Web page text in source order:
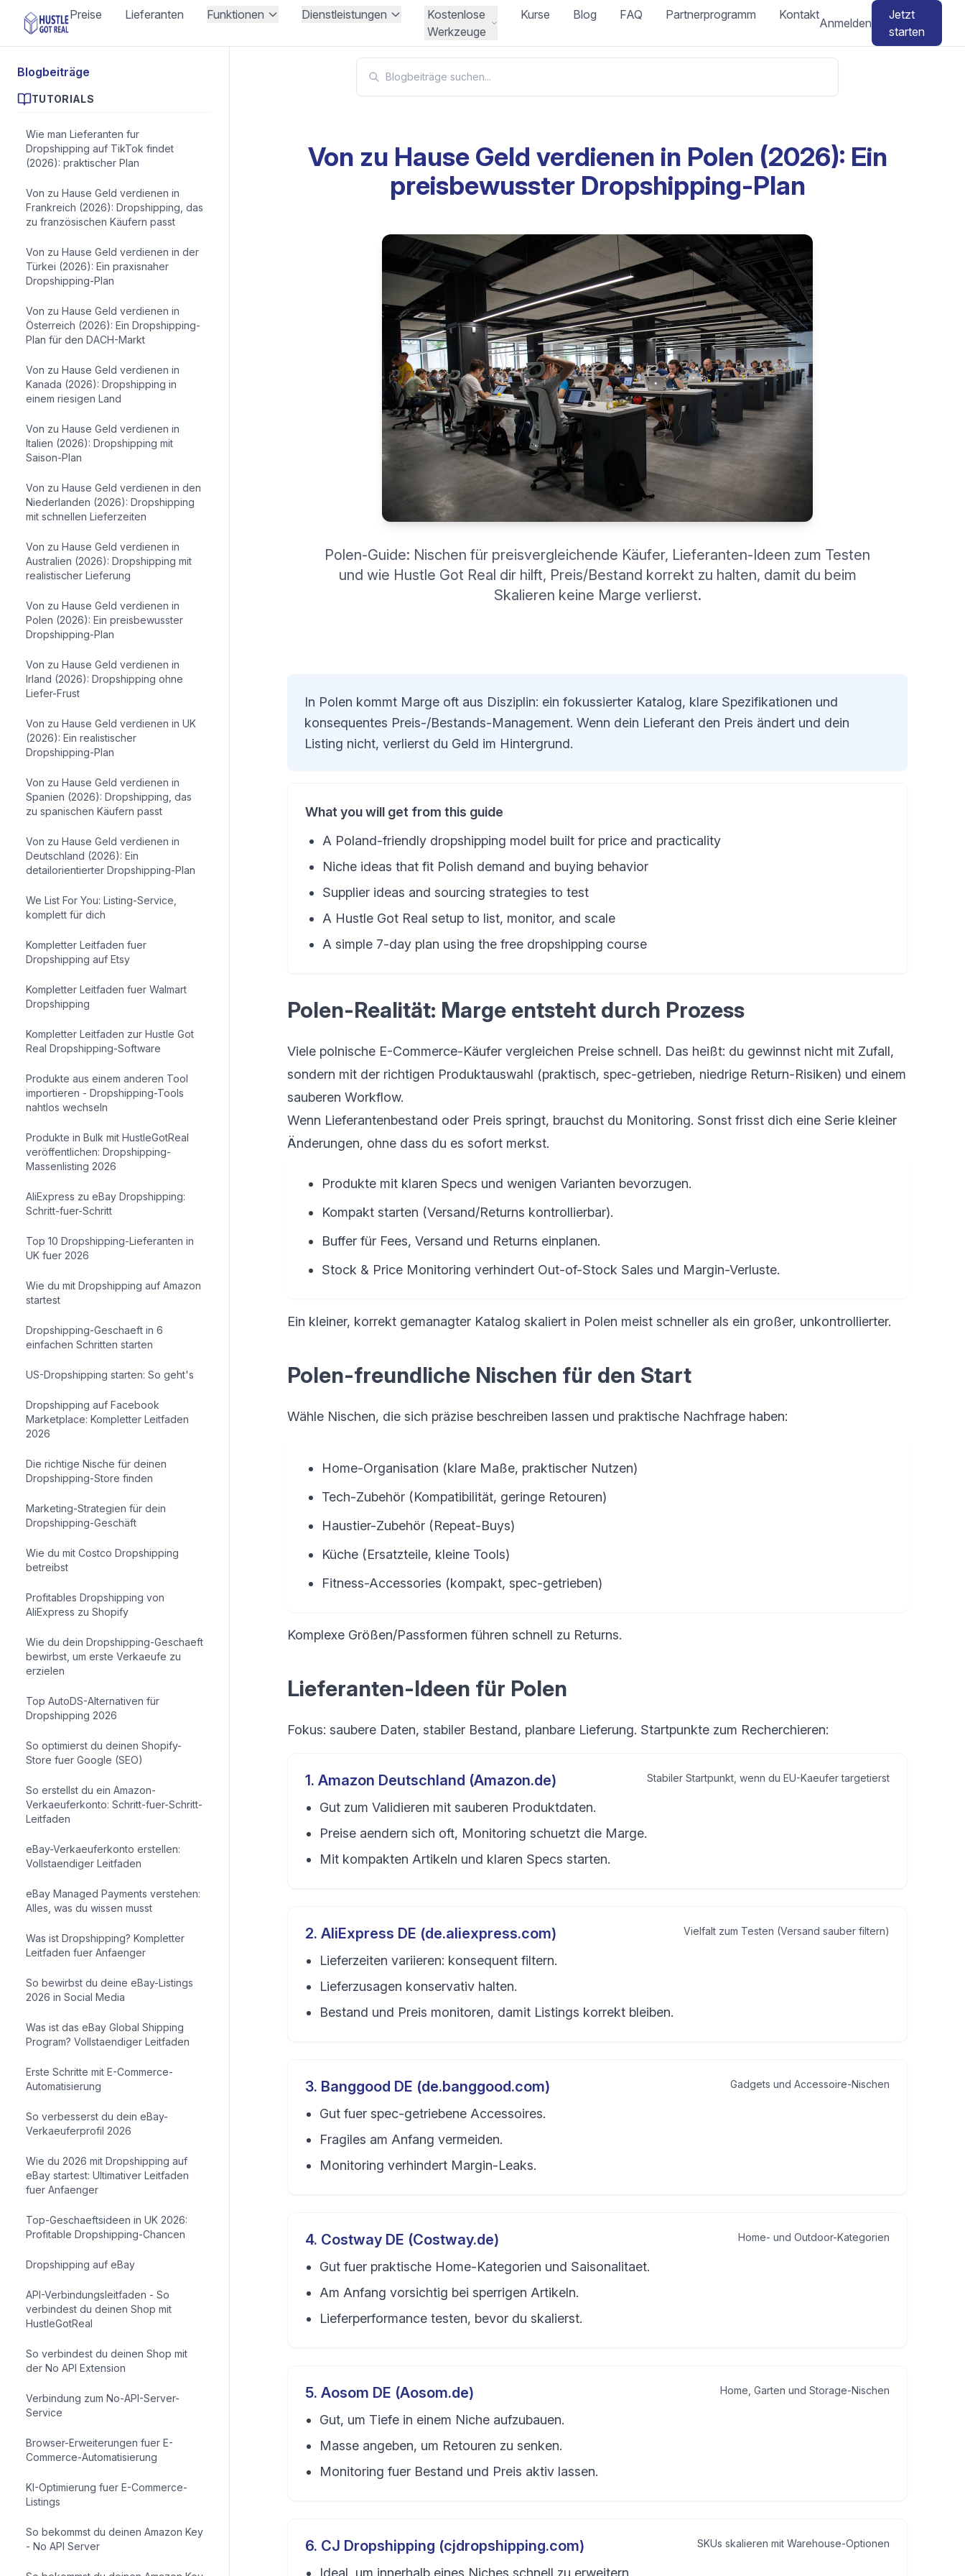
Preise Lieferanten Funktionen Dienstleistungen
Kostenlose
Werkzeuge
Kurse Blog FAQ Partnerprogramm Kontakt
Anmelden
Jetzt
starten
Blogbeiträge
TUTORIALS
Wie man Lieferanten fur
Dropshipping auf TikTok findet
(2026): praktischer Plan
Von zu Hause Geld verdienen in
Frankreich (2026): Dropshipping, das
zu französischen Käufern passt
Von zu Hause Geld verdienen in der
Türkei (2026): Ein praxisnaher
Dropshipping-Plan
Von zu Hause Geld verdienen in
Österreich (2026): Ein Dropshipping-
Plan für den DACH-Markt
Von zu Hause Geld verdienen in
Kanada (2026): Dropshipping in
einem riesigen Land
Von zu Hause Geld verdienen in
Italien (2026): Dropshipping mit
Saison-Plan
Von zu Hause Geld verdienen in den
Niederlanden (2026): Dropshipping
mit schnellen Lieferzeiten
Von zu Hause Geld verdienen in
Australien (2026): Dropshipping mit
realistischer Lieferung
Von zu Hause Geld verdienen in
Polen (2026): Ein preisbewusster
Dropshipping-Plan
Von zu Hause Geld verdienen in
Irland (2026): Dropshipping ohne
Liefer-Frust
Von zu Hause Geld verdienen in UK
(2026): Ein realistischer
Dropshipping-Plan
Von zu Hause Geld verdienen in
Spanien (2026): Dropshipping, das
zu spanischen Käufern passt
Von zu Hause Geld verdienen in
Deutschland (2026): Ein
detailorientierter Dropshipping-Plan
We List For You: Listing-Service,
komplett für dich
Kompletter Leitfaden fuer
Dropshipping auf Etsy
Kompletter Leitfaden fuer Walmart
Dropshipping
Kompletter Leitfaden zur Hustle Got
Real Dropshipping-Software
Produkte aus einem anderen Tool
importieren - Dropshipping-Tools
nahtlos wechseln
Produkte in Bulk mit HustleGotReal
veröffentlichen: Dropshipping-
Massenlisting 2026
AliExpress zu eBay Dropshipping:
Schritt-fuer-Schritt
Top 10 Dropshipping-Lieferanten in
UK fuer 2026
Wie du mit Dropshipping auf Amazon
startest
Dropshipping-Geschaeft in 6
einfachen Schritten starten
US-Dropshipping starten: So geht's
Dropshipping auf Facebook
Marketplace: Kompletter Leitfaden
2026
Die richtige Nische für deinen
Dropshipping-Store finden
Marketing-Strategien für dein
Dropshipping-Geschäft
Wie du mit Costco Dropshipping
betreibst
Profitables Dropshipping von
AliExpress zu Shopify
Wie du dein Dropshipping-Geschaeft
bewirbst, um erste Verkaeufe zu
erzielen
Top AutoDS-Alternativen für
Dropshipping 2026
So optimierst du deinen Shopify-
Store fuer Google (SEO)
So erstellst du ein Amazon-
Verkaeuferkonto: Schritt-fuer-Schritt-
Leitfaden
eBay-Verkaeuferkonto erstellen:
Vollstaendiger Leitfaden
eBay Managed Payments verstehen:
Alles, was du wissen musst
Was ist Dropshipping? Kompletter
Leitfaden fuer Anfaenger
So bewirbst du deine eBay-Listings
2026 in Social Media
Was ist das eBay Global Shipping
Program? Vollstaendiger Leitfaden
Erste Schritte mit E-Commerce-
Automatisierung
So verbesserst du dein eBay-
Verkaeuferprofil 2026
Wie du 2026 mit Dropshipping auf
eBay startest: Ultimativer Leitfaden
fuer Anfaenger
Top-Geschaeftsideen in UK 2026:
Profitable Dropshipping-Chancen
Dropshipping auf eBay
API-Verbindungsleitfaden - So
verbindest du deinen Shop mit
HustleGotReal
So verbindest du deinen Shop mit
der No API Extension
Verbindung zum No-API-Server-
Service
Browser-Erweiterungen fuer E-
Commerce-Automatisierung
KI-Optimierung fuer E-Commerce-
Listings
So bekommst du deinen Amazon Key
- No API Server
Von zu Hause Geld verdienen in Polen (2026): Ein
preisbewusster Dropshipping-Plan
Polen-Guide: Nischen für preisvergleichende Käufer, Lieferanten-Ideen zum Testen
und wie Hustle Got Real dir hilft, Preis/Bestand korrekt zu halten, damit du beim
Skalieren keine Marge verlierst.
In Polen kommt Marge oft aus Disziplin: ein fokussierter Katalog, klare Spezifikationen und
konsequentes Preis-/Bestands-Management. Wenn dein Lieferant den Preis ändert und dein
Listing nicht, verlierst du Geld im Hintergrund.
What you will get from this guide
A Poland-friendly dropshipping model built for price and practicality
Niche ideas that fit Polish demand and buying behavior
Supplier ideas and sourcing strategies to test
A Hustle Got Real setup to list, monitor, and scale
A simple 7-day plan using the free dropshipping course
Polen-Realität: Marge entsteht durch Prozess
Viele polnische E-Commerce-Käufer vergleichen Preise schnell. Das heißt: du gewinnst nicht mit Zufall,
sondern mit der richtigen Produktauswahl (praktisch, spec-getrieben, niedrige Return-Risiken) und einem
sauberen Workflow.
Wenn Lieferantenbestand oder Preis springt, brauchst du Monitoring. Sonst frisst dich eine Serie kleiner
Änderungen, ohne dass du es sofort merkst.
Produkte mit klaren Specs und wenigen Varianten bevorzugen.
Kompakt starten (Versand/Returns kontrollierbar).
Buffer für Fees, Versand und Returns einplanen.
Stock & Price Monitoring verhindert Out-of-Stock Sales und Margin-Verluste.
Ein kleiner, korrekt gemanagter Katalog skaliert in Polen meist schneller als ein großer, unkontrollierter.
Polen-freundliche Nischen für den Start
Wähle Nischen, die sich präzise beschreiben lassen und praktische Nachfrage haben:
Home-Organisation (klare Maße, praktischer Nutzen)
Tech-Zubehör (Kompatibilität, geringe Retouren)
Haustier-Zubehör (Repeat-Buys)
Küche (Ersatzteile, kleine Tools)
Fitness-Accessories (kompakt, spec-getrieben)
Komplexe Größen/Passformen führen schnell zu Returns.
Lieferanten-Ideen für Polen
Fokus: saubere Daten, stabiler Bestand, planbare Lieferung. Startpunkte zum Recherchieren:
1. Amazon Deutschland (Amazon.de) Stabiler Startpunkt, wenn du EU-Kaeufer targetierst
Gut zum Validieren mit sauberen Produktdaten.
Preise aendern sich oft, Monitoring schuetzt die Marge.
Mit kompakten Artikeln und klaren Specs starten.
2. AliExpress DE (de.aliexpress.com) Vielfalt zum Testen (Versand sauber filtern)
Lieferzeiten variieren: konsequent filtern.
Lieferzusagen konservativ halten.
Bestand und Preis monitoren, damit Listings korrekt bleiben.
3. Banggood DE (de.banggood.com) Gadgets und Accessoire-Nischen
Gut fuer spec-getriebene Accessoires.
Fragiles am Anfang vermeiden.
Monitoring verhindert Margin-Leaks.
4. Costway DE (Costway.de) Home- und Outdoor-Kategorien
Gut fuer praktische Home-Kategorien und Saisonalitaet.
Am Anfang vorsichtig bei sperrigen Artikeln.
Lieferperformance testen, bevor du skalierst.
5. Aosom DE (Aosom.de) Home, Garten und Storage-Nischen
Gut, um Tiefe in einem Niche aufzubauen.
Masse angeben, um Retouren zu senken.
Monitoring fuer Bestand und Preis aktiv lassen.
6. CJ Dropshipping (cjdropshipping.com) SKUs skalieren mit Warehouse-Optionen
Ideal, um innerhalb eines Niches schnell zu erweitern.